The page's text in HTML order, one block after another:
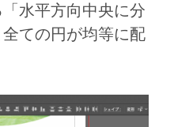
水平方向中央に分
ての円が均等に配